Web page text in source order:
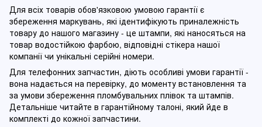
Для всіх товарів обов'язковою умовою гарантії є
збереження маркувань, які ідентифікують приналежність
товару до нашого магазину - це штампи, які наносяться на
товар водостійкою фарбою, відповідні стікера нашої
компанії чи унікальні серійні номери.
Для телефонних запчастин, діють особливі умови гарантії -
вона надається на перевірку, до моменту встановлення та
за умови збереження пломбувальних плівок та штампів.
Детальніше читайте в гарантійному талоні, який йде в
комплекті до кожної запчастини.